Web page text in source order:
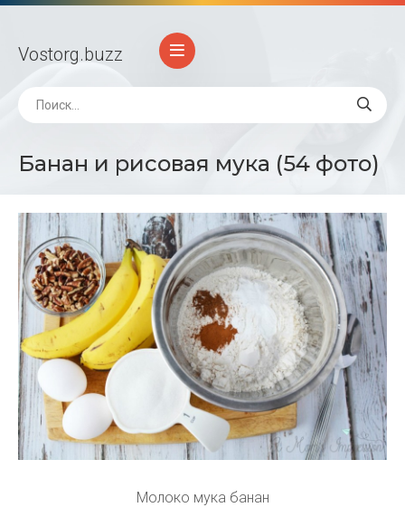
Vostorg.buzz
Банан и рисовая мука (54 фото)
Молоко мука банан